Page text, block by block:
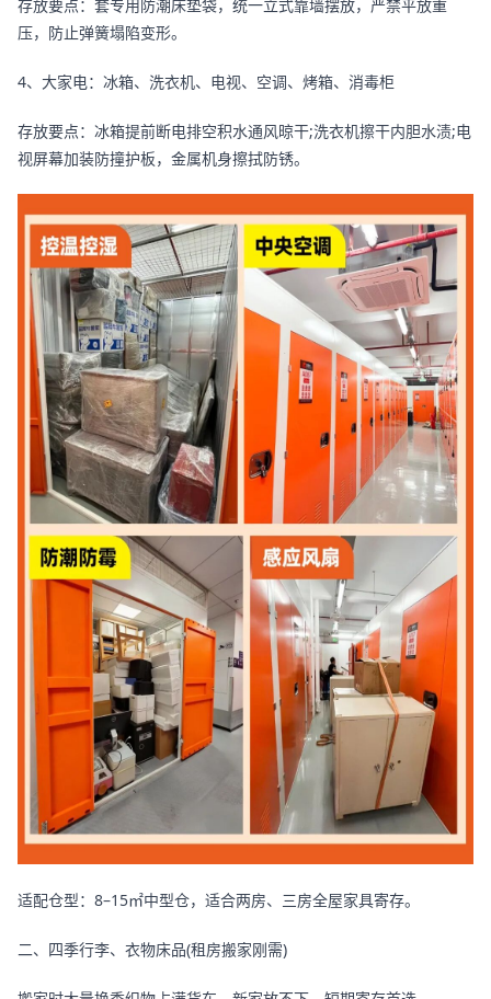
存放要点：套专用防潮床垫袋，统一立式靠墙摆放，严禁平放重
压，防止弹簧塌陷变形。
4、大家电：冰箱、洗衣机、电视、空调、烤箱、消毒柜
存放要点：冰箱提前断电排空积水通风晾干;洗衣机擦干内胆水渍;电
视屏幕加装防撞护板，金属机身擦拭防锈。
适配仓型：8–15㎡中型仓，适合两房、三房全屋家具寄存。
二、四季行李、衣物床品(租房搬家刚需)